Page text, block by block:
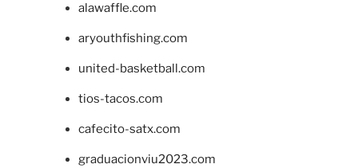
alawaffle.com
aryouthfishing.com
united-basketball.com
tios-tacos.com
cafecito-satx.com
graduacionviu2023.com